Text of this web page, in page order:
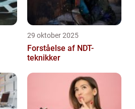
29 oktober 2025
Forståelse af NDT-
teknikker